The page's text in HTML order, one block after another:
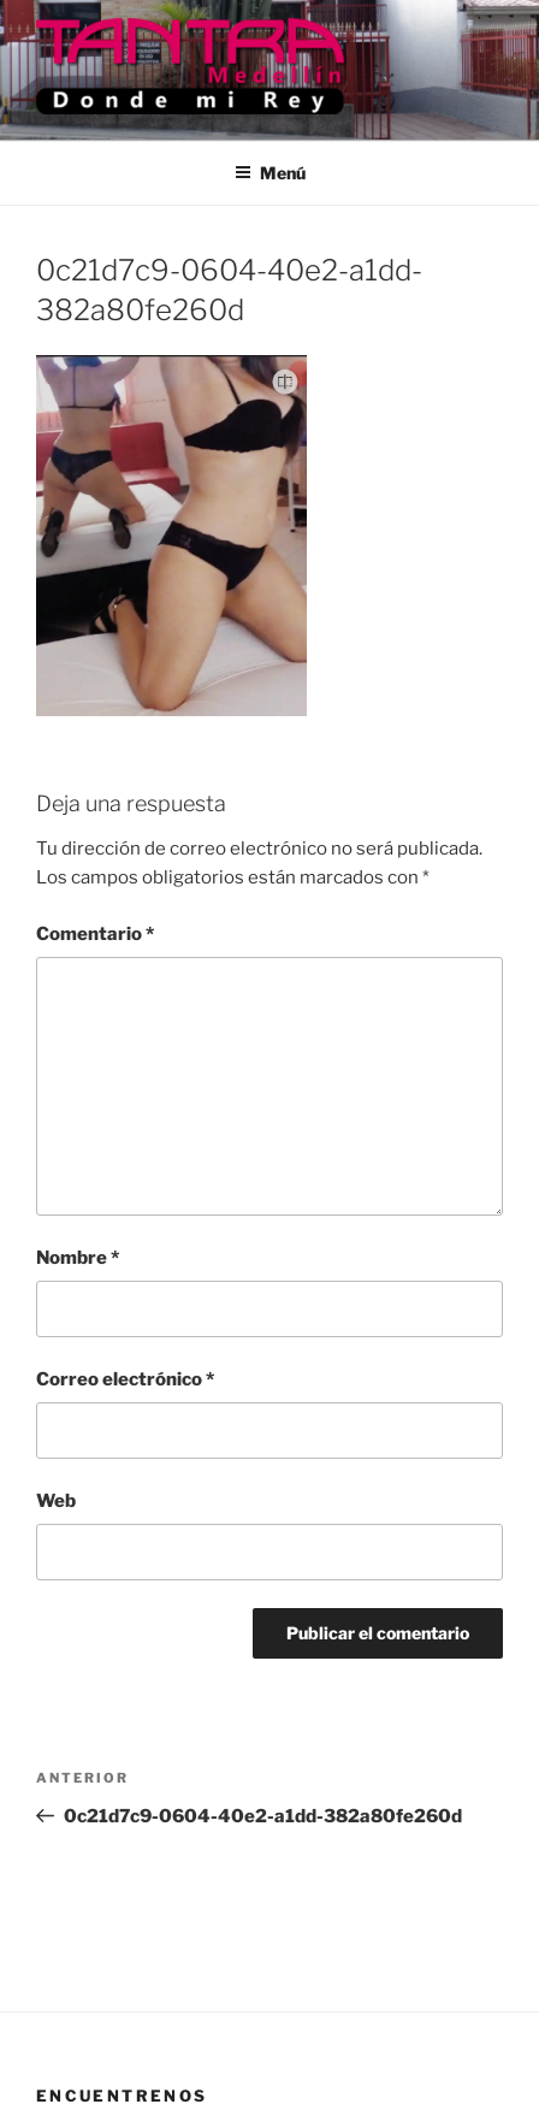
Saltar
al
contenido
TANTRA MEDELLIN
Donde Mi Rey
Menú
0c21d7c9-0604-40e2-a1dd-
382a80fe260d
Deja una respuesta
Tu dirección de correo electrónico no será publicada.
Los campos obligatorios están marcados con *
Comentario*
Nombre*
Correo electrónico*
Web
entradas
Entrada
anterior:
ANTERIOR
0c21d7c9-0604-40e2-a1dd-382a80fe260d
ENCUENTRENOS